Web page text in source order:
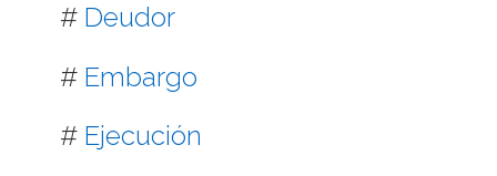
# Deudor
# Embargo
# Ejecución